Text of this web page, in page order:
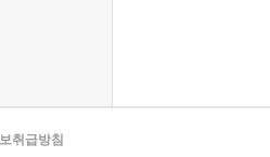
취급방침